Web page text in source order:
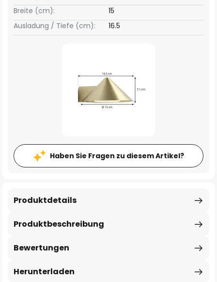
Breite (cm): 15
Ausladung / Tiefe (cm): 16.5
Haben Sie Fragen zu diesem Artikel?
Produktbeschreibung
Produktdetails
Bewertungen
Herunterladen